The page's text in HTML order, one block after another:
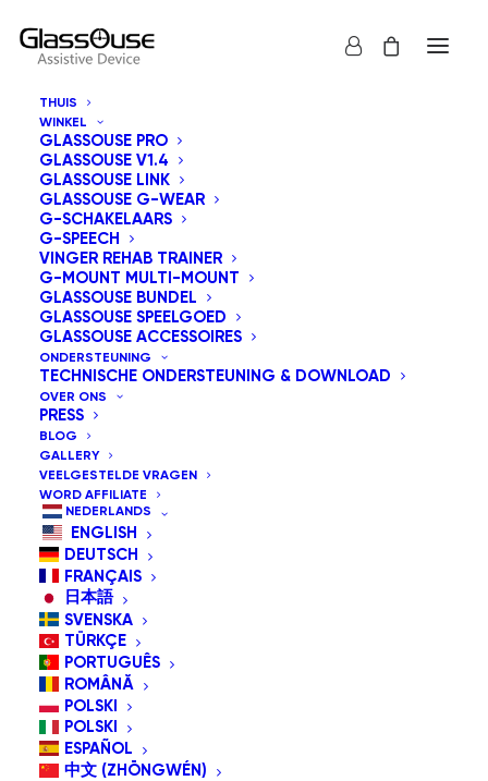
THUIS
WINKEL
GLASSOUSE PRO
GLASSOUSE V1.4
GLASSOUSE LINK
GLASSOUSE G-WEAR
G-SCHAKELAARS
G-SPEECH
VINGER REHAB TRAINER
G-MOUNT MULTI-MOUNT
GLASSOUSE BUNDEL
GLASSOUSE SPEELGOED
GLASSOUSE ACCESSOIRES
ONDERSTEUNING
TECHNISCHE ONDERSTEUNING & DOWNLOAD
OVER ONS
PRESS
BLOG
GALLERY
VEELGESTELDE VRAGEN
WORD AFFILIATE
NEDERLANDS
ENGLISH
DEUTSCH
FRANÇAIS
日本語
SVENSKA
TÜRKÇE
PORTUGUÊS
ROMÂNĂ
POLSKI
POLSKI
ESPAÑOL
中文 (ZHŌNGWÉN)
Toon alles
Sorteer op prijs: hoog naar laag
Standaard sortering
Sorteer op populariteit
Sorteer op prijs: laag naar hoog